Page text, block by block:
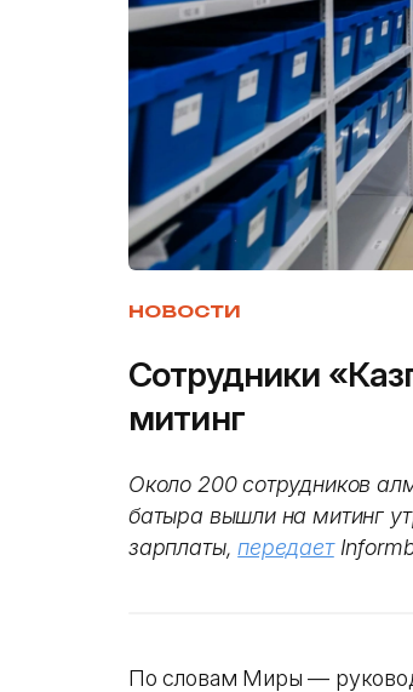
НОВОСТИ
Сотрудники
митинг
Около 200 сотрудников
батыра вышли на митинг
зарплаты,передает
По словам Миры —